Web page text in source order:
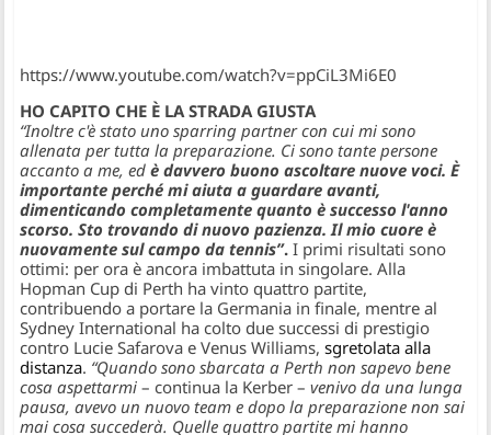
https://www.youtube.com/watch?v=ppCiL3Mi6E0
HO CAPITO CHE È LA STRADA GIUSTA
“Inoltre c'è stato uno sparring partner con cui mi sono
allenata per tutta la preparazione. Ci sono tante persone
accanto a me, edè davvero buono ascoltare nuove voci. È
importante perché mi aiuta a guardare avanti,
dimenticando completamente quanto è successo l'anno
scorso. Sto trovando di nuovo pazienza. Il mio cuore è
nuovamente sul campo da tennis”. I primi risultati sono
ottimi: per ora è ancora imbattuta in singolare. Alla
Hopman Cup di Perth ha vinto quattro partite,
contribuendo a portare la Germania in finale, mentre al
Sydney International ha colto due successi di prestigio
contro Lucie Safarova e Venus Williams,sgretolata alla
distanza. “Quando sono sbarcata a Perth non sapevo bene
cosa aspettarmi – continua la Kerber –venivo da una lunga
pausa, avevo un nuovo team e dopo la preparazione non sai
mai cosa succederà. Quelle quattro partite mi hanno